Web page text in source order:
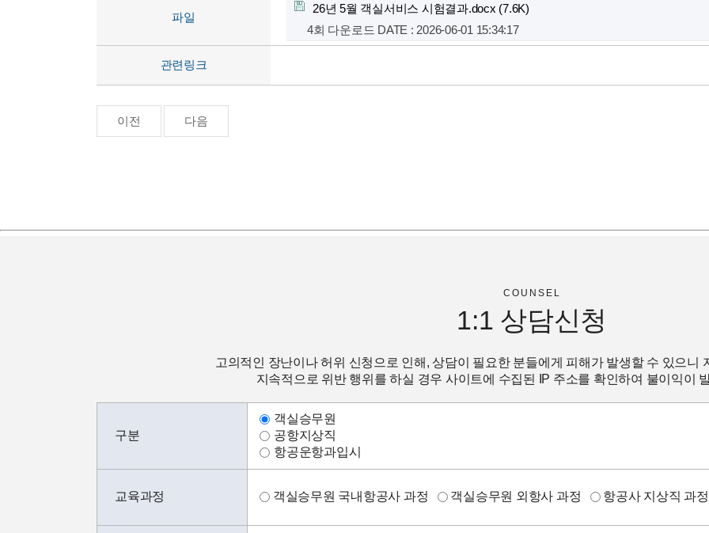
파일
26년 5월 객실서비스 시험결과.docx (7.6K)
4회 다운로드 DATE : 2026-06-01 15:34:17
관련링크
이전 다음
COUNSEL
1:1 상담신청
고의적인 장난이나 허위 신청으로 인해, 상담이 필요한 분들에게 피해가 발생할 수 있으니
지속적으로 위반 행위를 하실 경우 사이트에 수집된 IP 주소를 확인하여 불이익이
구분
객실승무원
공항지상직
항공운항과입시
교육과정 객실승무원 국내항공사 과정 객실승무원 외항사 과정 항공사 지상직 과